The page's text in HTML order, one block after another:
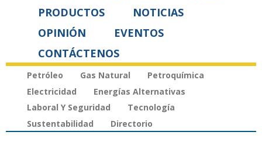
PRODUCTOS
NOTICIAS
OPINIÓN
EVENTOS
CONTÁCTENOS
Petróleo Gas Natural
Petroquímica
Electricidad
Energías Alternativas
Laboral Y Seguridad
Tecnología
Sustentabilidad
Directorio